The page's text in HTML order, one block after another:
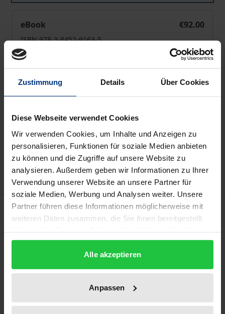
Zustimmung Details Über Cookies
Diese Webseite verwendet Cookies
Wir verwenden Cookies, um Inhalte und Anzeigen zu
personalisieren, Funktionen für soziale Medien anbieten
zu können und die Zugriffe auf unsere Website zu
analysieren. Außerdem geben wir Informationen zu Ihrer
Verwendung unserer Website an unsere Partner für
soziale Medien, Werbung und Analysen weiter. Unsere
Partner führen diese Informationen möglicherweise mit
weiteren Daten zusammen, die Sie ihnen bereitgestellt
gesammelt haben.
Alle akzeptieren
Anpassen
eBook
€92.00
ISBN 978-3-8452-9163-5
Available
Prices include VAT. Depending on the delivery address, VAT
may vary at checkout.
Add to Wish List
Delivery cost notice
Description
This book, containing legal research on the impacts
of legality and the limitation of powers in different
collaboration between the University of Augsburg
and the University of Johannesburg over the past